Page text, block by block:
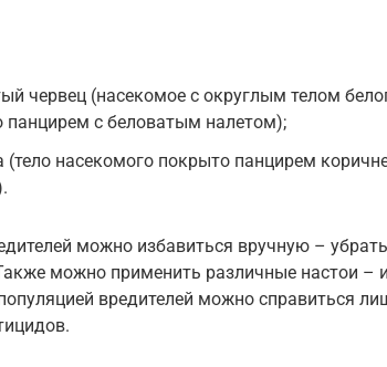
червец (насекомое с округлым телом
панцирем с беловатым налетом);
(тело насекомого покрыто панцирем
можно избавиться вручную –
можно применить различные настои –
вредителей можно справиться